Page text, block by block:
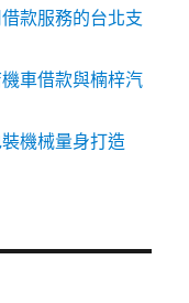
款服務的台北支
車借款與楠梓汽
機械量身打造